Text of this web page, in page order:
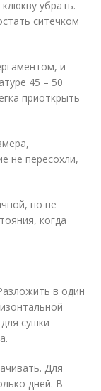
убрать.
ситечком
и
45 – 50
приоткрыть
не пересохли,
но не
когда
в один
сушки
Для
дней. В